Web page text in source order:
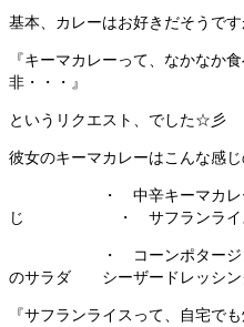
基本、カレーはお好きだそうです
『キーマカレーって、なかなか
非・・・』
というリクエスト、でした☆彡
彼女のキーマカレーはこんな感じ
・ 中辛キーマカレー
じ ・ サフランライ
・ コーンポタージ
のサラダ シーザードレッシン
『サフランライスって、自宅で